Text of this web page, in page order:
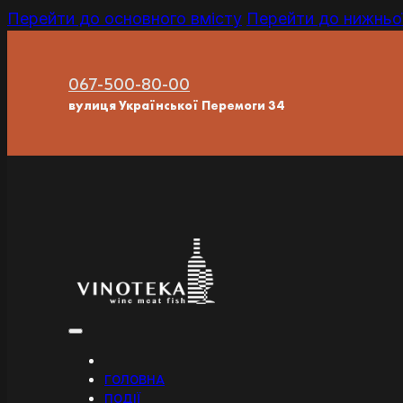
Перейти до основного вмісту Перейти до
067-500-80-00
вулиця Української Перемоги 34
ГОЛОВНА
ПОДІЇ